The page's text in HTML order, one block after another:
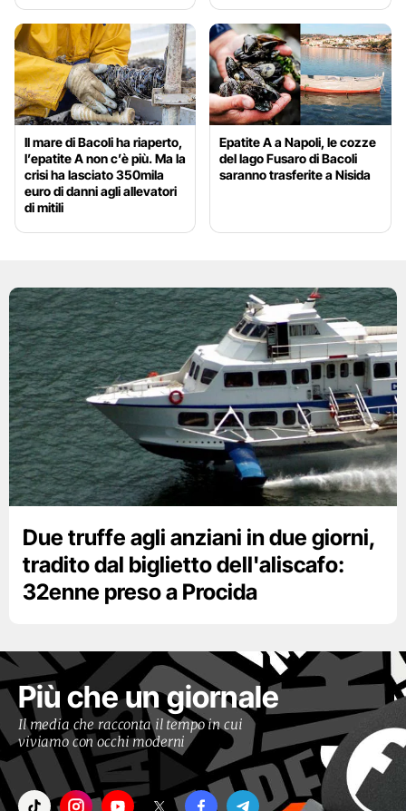
Il mare di Bacoli ha riaperto,
l’epatite A non c’è più. Ma la
crisi ha lasciato 350mila
euro di danni agli allevatori
di mitili
Epatite A a Napoli, le cozze
del lago Fusaro di Bacoli
saranno trasferite a Nisida
Due truffe agli anziani in due giorni,
tradito dal biglietto dell'aliscafo:
32enne preso a Procida
Più che un giornale
Il media che racconta il tempo in cui
viviamo con occhi moderni